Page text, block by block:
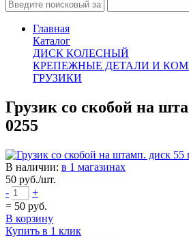
Главная
Каталог
ДИСК КОЛЕСНЫЙ
КРЕПЕЖНЫЕ ДЕТАЛИ И
ГРУЗИКИ
Грузик со скобой на
0255
В наличии: в 1 магазинах
50 руб./шт.
-
+
= 50 руб.
В корзину
Купить в 1 клик